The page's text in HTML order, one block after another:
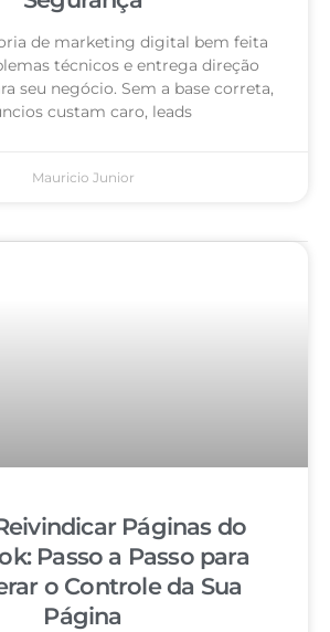
de marketing digital bem feita
técnicos e entrega direção
seu negócio. Sem a base correta,
custam caro, leads
Mauricio Junior
Páginas do
Passo a Passo para
o Controle da Sua
Página